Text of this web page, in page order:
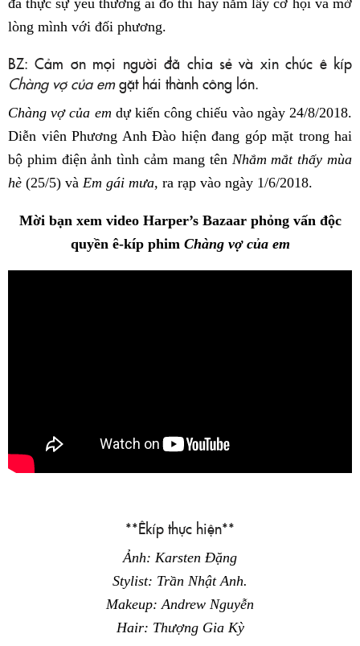
lòng mình với đối phương.
BZ: Cảm ơn mọi người đã chia sẻ và xin chúc ê kíp
Chàng vợ của emgặt hái thành công lớn.
Chàng vợ của em dự kiến công chiếu vào ngày 24/8/2018.
Diễn viên Phương Anh Đào hiện đang góp mặt trong hai
bộ phim điện ảnh tình cảm mang tên Nhắm mắt thấy mùa
hè (25/5) và Em gái mưa, ra rạp vào ngày 1/6/2018.
Mời bạn xem video Harper’s Bazaar phỏng vấn độc
quyền ê-kíp phim Chàng vợ của em
**Êkíp thực hiện**
Ảnh: Karsten Đặng
Stylist: Trần Nhật Anh.
Makeup: Andrew Nguyễn
Hair: Thượng Gia Kỳ